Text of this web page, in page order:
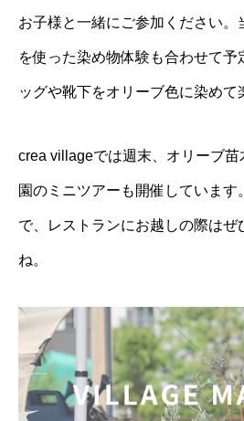
お子様と一緒にご参加ください。
を使った染め物体験も合わせて
ッグや靴下をオリーブ色に染めて
crea villageでは週末、オリーブ
園のミニツアーも開催しています
で、レストランにお越しの際はぜ
ね。